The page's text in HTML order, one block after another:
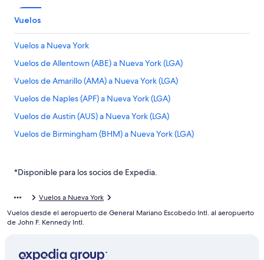
Vuelos
Vuelos a Nueva York
Vuelos de Allentown (ABE) a Nueva York (LGA)
Vuelos de Amarillo (AMA) a Nueva York (LGA)
Vuelos de Naples (APF) a Nueva York (LGA)
Vuelos de Austin (AUS) a Nueva York (LGA)
Vuelos de Birmingham (BHM) a Nueva York (LGA)
Vuelos de Aguadilla (BQN) a Nueva York (LGA)
Vuelos de Brownsville (BRO) a Nueva York (LGA)
Vuelos de Buffalo (BUF) a Nueva York (LGA)
Vuelos de Chattanooga (CHA) a Nueva York (LGA)
*Disponible para los socios de Expedia.
Vuelos a Nueva York
Vuelos desde el aeropuerto de General Mariano Escobedo Intl. al aeropuerto
de John F. Kennedy Intl.